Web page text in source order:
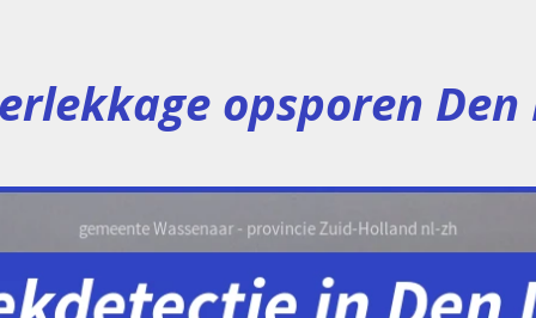
opsporen Den